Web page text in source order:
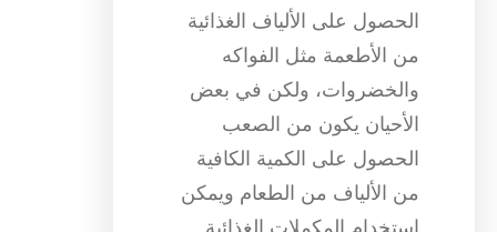
الحصول على الألياف الغذائية
من الأطعمة مثل الفواكه
والخضروات، ولكن في بعض
الأحيان يكون من الصعب
الحصول على الكمية الكافية
من الألياف من الطعام ويمكن